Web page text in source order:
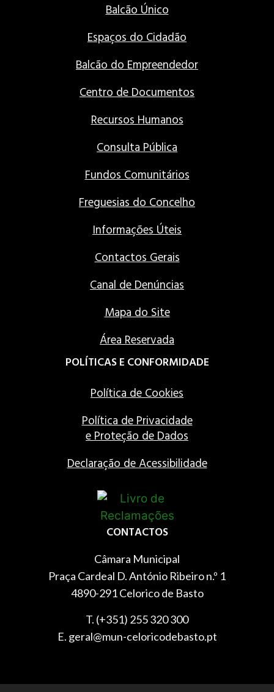
Balcão Único
Espaços do Cidadão
Balcão do Empreendedor
Centro de Documentos
Recursos Humanos
Consulta Pública
Fundos Comunitários
Freguesias do Concelho
Informações Úteis
Contactos Gerais
Canal de Denúncias
Mapa do Site
Área Reservada
POLÍTICAS E CONFORMIDADE
Política de Cookies
Política de Privacidade
e Proteção de Dados
Declaração de Acessibilidade
CONTACTOS
Câmara Municipal
Praça Cardeal D. António Ribeiro n.º 1
4890-291 Celorico de Basto
T. (+351) 255 320 300
E. geral@mun-celoricodebasto.pt